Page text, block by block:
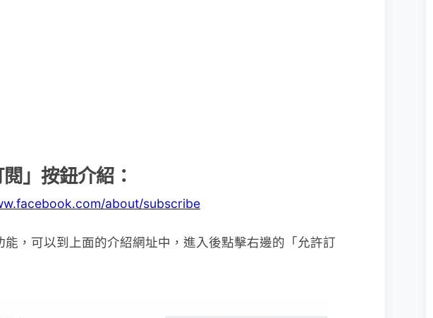
」按鈕介紹：
about/subscribe
能，可以到上面的介紹網址中，進入後點擊右邊的「允許訂